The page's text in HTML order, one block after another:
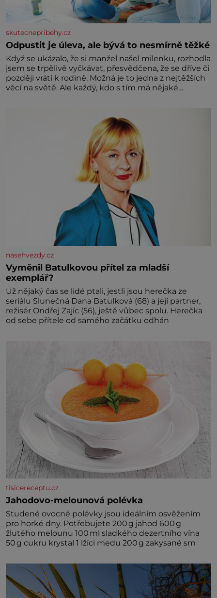
skutecnepribehy.cz
Odpustit je úleva, ale bývá to nesmírně těžké
Když se ukázalo, že si manžel našel milenku, rozhodla
jsem se trpělivě vyčkávat, přesvědčena, že se dříve či
později vrátí k rodině. Možná je to jedna z nejtěžších
věcí na světě. Ale každý, kdo s tím má nějaké
nasehvezdy.cz
Vyměnil Batulkovou přítel za mladší
exemplář?
Už nějaký čas se lidé ptali, jestli jsou herečka ze
seriálu Slunečná Dana Batulková (68) a její partner,
režisér Ondřej Zajíc (56), ještě vůbec spolu. Herečka
od sebe přítele od samého začátku odhán
tisicereceptu.cz
Jahodovo-melounová polévka
Studené ovocné polévky jsou ideálním osvěžením
pro horké dny. Potřebujete 200 g jahod 600 g
žlutého melounu 100 ml sladkého dezertního vína
50 g cukru krystal 1 lžíci medu 200 g zakysané sm